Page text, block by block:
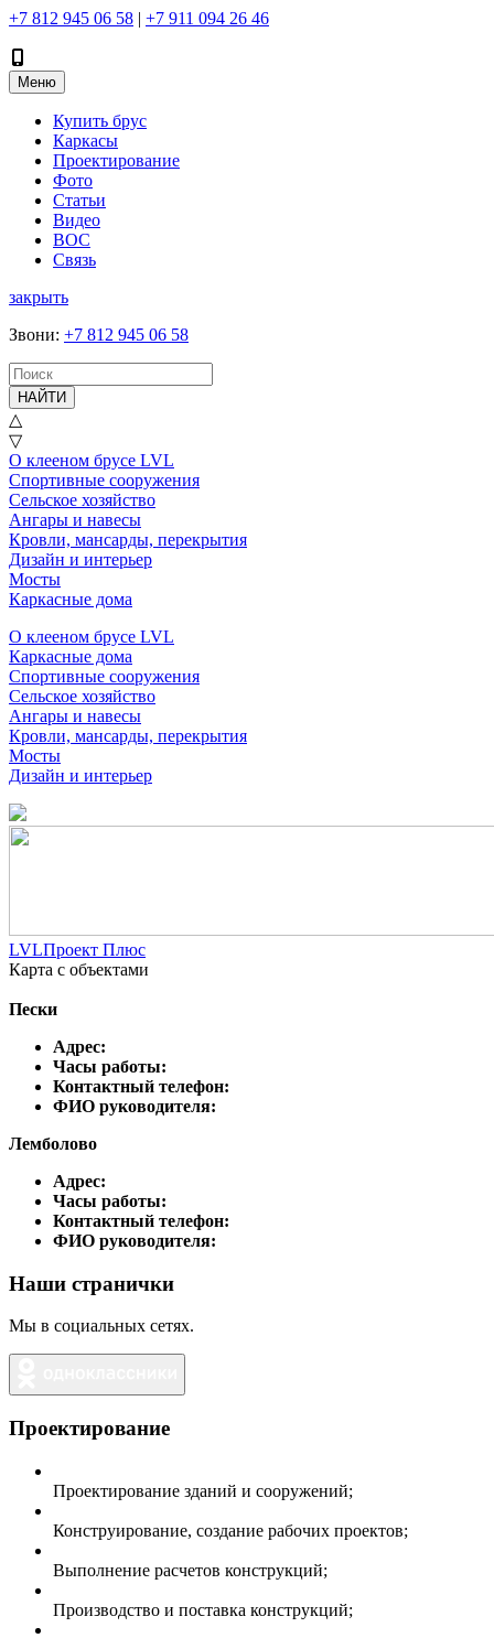
+7 812 945 06 58 | +7 911 094 26 46
Меню
Купить брус
Каркасы
Проектирование
Фото
Статьи
Видео
ВОС
Связь
закрыть
Звони: +7 812 945 06 58
НАЙТИ
△
▽
О клееном брусе LVL
Спортивные сооружения
Сельское хозяйство
Ангары и навесы
Кровли, мансарды, перекрытия
Дизайн и интерьер
Мосты
Каркасные дома
О клееном брусе LVL
Каркасные дома
Спортивные сооружения
Сельское хозяйство
Ангары и навесы
Кровли, мансарды, перекрытия
Мосты
Дизайн и интерьер
LVLПроект Плюс
Карта с объектами
Пески
Адрес:
Часы работы:
Контактный телефон:
ФИО руководителя:
Лемболово
Адрес:
Часы работы:
Контактный телефон:
ФИО руководителя:
Наши странички
Мы в социальных сетях.
Проектирование
Проектирование зданий и сооружений;
Конструирование, создание рабочих проектов;
Выполнение расчетов конструкций;
Производство и поставка конструкций;